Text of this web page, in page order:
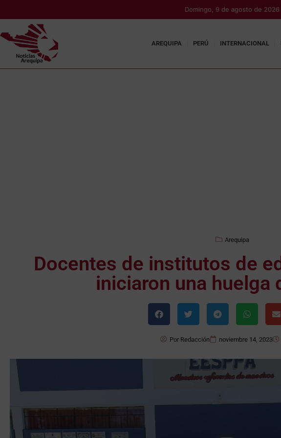
Domingo, 9 de agosto de 2026
AREQUIPA PERÚ INTERNACIONAL
Arequipa
Docentes de institutos de
iniciaron una huelga
Por Redacción noviembre 14, 2023